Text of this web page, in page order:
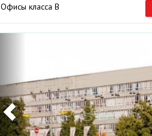
Офисы класса B